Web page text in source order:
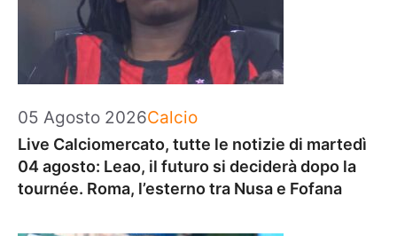
05 Agosto 2026Categorie
Calcio
Live Calciomercato, tutte le notizie di martedì
04 agosto: Leao, il futuro si deciderà dopo la
tournée. Roma, l’esterno tra Nusa e Fofana